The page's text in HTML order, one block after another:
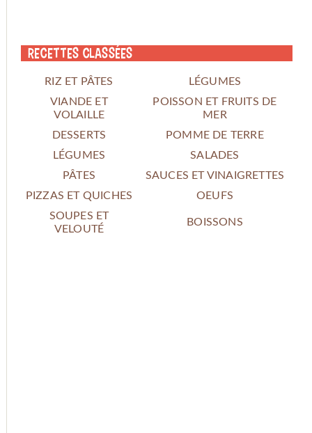
Recettes classées
RIZ ET PÂTES
LÉGUMES
VIANDE ET
VOLAILLE
POISSON ET FRUITS DE
MER
DESSERTS
POMME DE TERRE
LÉGUMES
SALADES
PÂTES
SAUCES ET VINAIGRETTES
PIZZAS ET QUICHES
OEUFS
SOUPES ET
VELOUTÉ
BOISSONS